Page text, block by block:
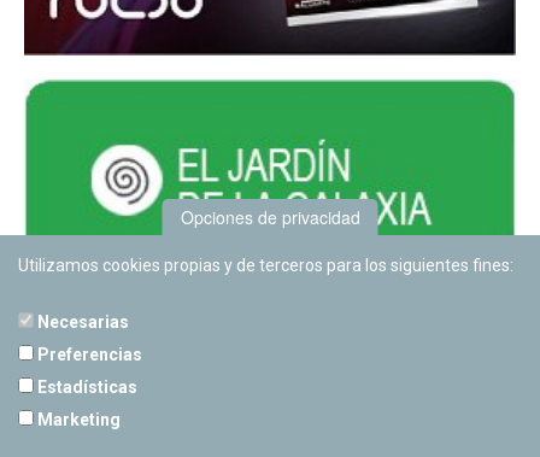
Opciones de privacidad
Utilizamos cookies propias y de terceros para los siguientes fines:
Necesarias
Preferencias
Estadísticas
Marketing